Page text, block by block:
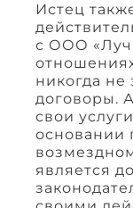
Истец
с ООО
никогда не
договоры.
свои
основании
является